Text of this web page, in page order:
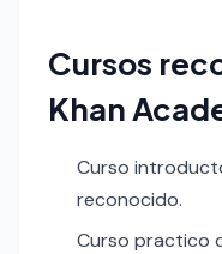
Cursos
Khan
Curso
reconocido.
Curso practico